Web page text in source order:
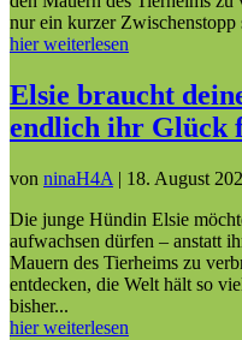
nur ein kurzer Zwischenstopp
hier weiterlesen
Elsie braucht
endlich ihr Glück
von ninaH4A | 18. August
Die junge Hündin Elsie
aufwachsen dürfen – anstatt
Mauern des Tierheims zu
entdecken, die Welt hält so
bisher...
hier weiterlesen